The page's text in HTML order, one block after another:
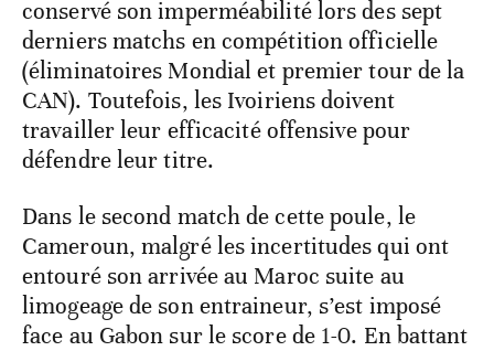
conservé son imperméabilité lors des sept
derniers matchs en compétition officielle
(éliminatoires Mondial et premier tour de la
CAN). Toutefois, les Ivoiriens doivent
travailler leur efficacité offensive pour
défendre leur titre.
Dans le second match de cette poule, le
Cameroun, malgré les incertitudes qui ont
entouré son arrivée au Maroc suite au
limogeage de son entraineur, s’est imposé
face au Gabon sur le score de 1-0. En battant